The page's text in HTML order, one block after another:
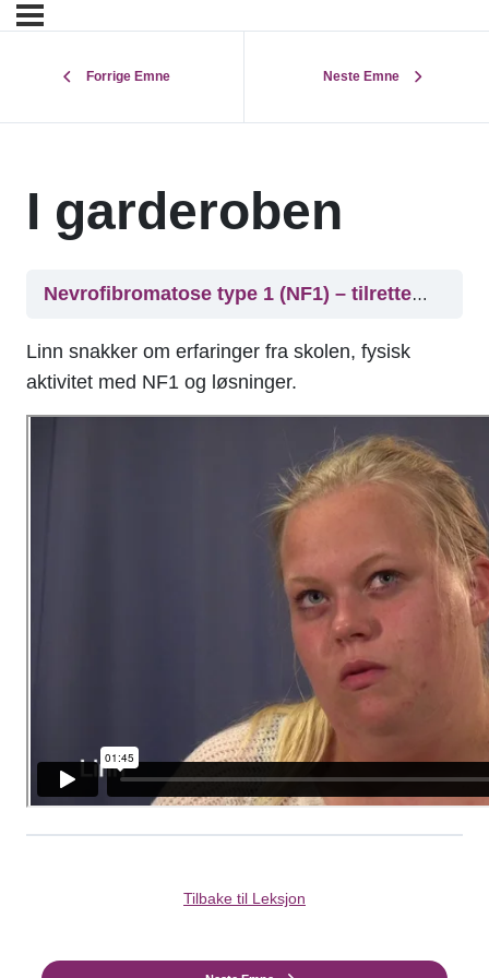
Forrige Emne Neste Emne
I garderoben
Nevrofibromatose type 1 (NF1) – tilrettelegging i skolehverdagen
Linn snakker om erfaringer fra skolen, fysisk
aktivitet med NF1 og løsninger.
Tilbake til Leksjon